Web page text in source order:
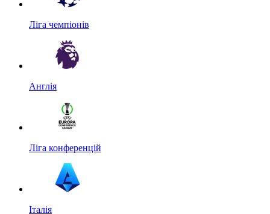
Ліга чемпіонів
Англія
Ліга конференцій
Італія